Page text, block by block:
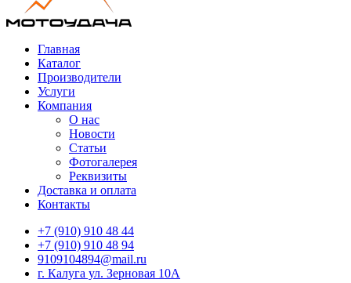
Главная
Каталог
Производители
Услуги
Компания
О нас
Новости
Статьи
Фотогалерея
Реквизиты
Доставка и оплата
Контакты
+7 (910) 910 48 44
+7 (910) 910 48 94
9109104894@mail.ru
г. Калуга ул. Зерновая 10А